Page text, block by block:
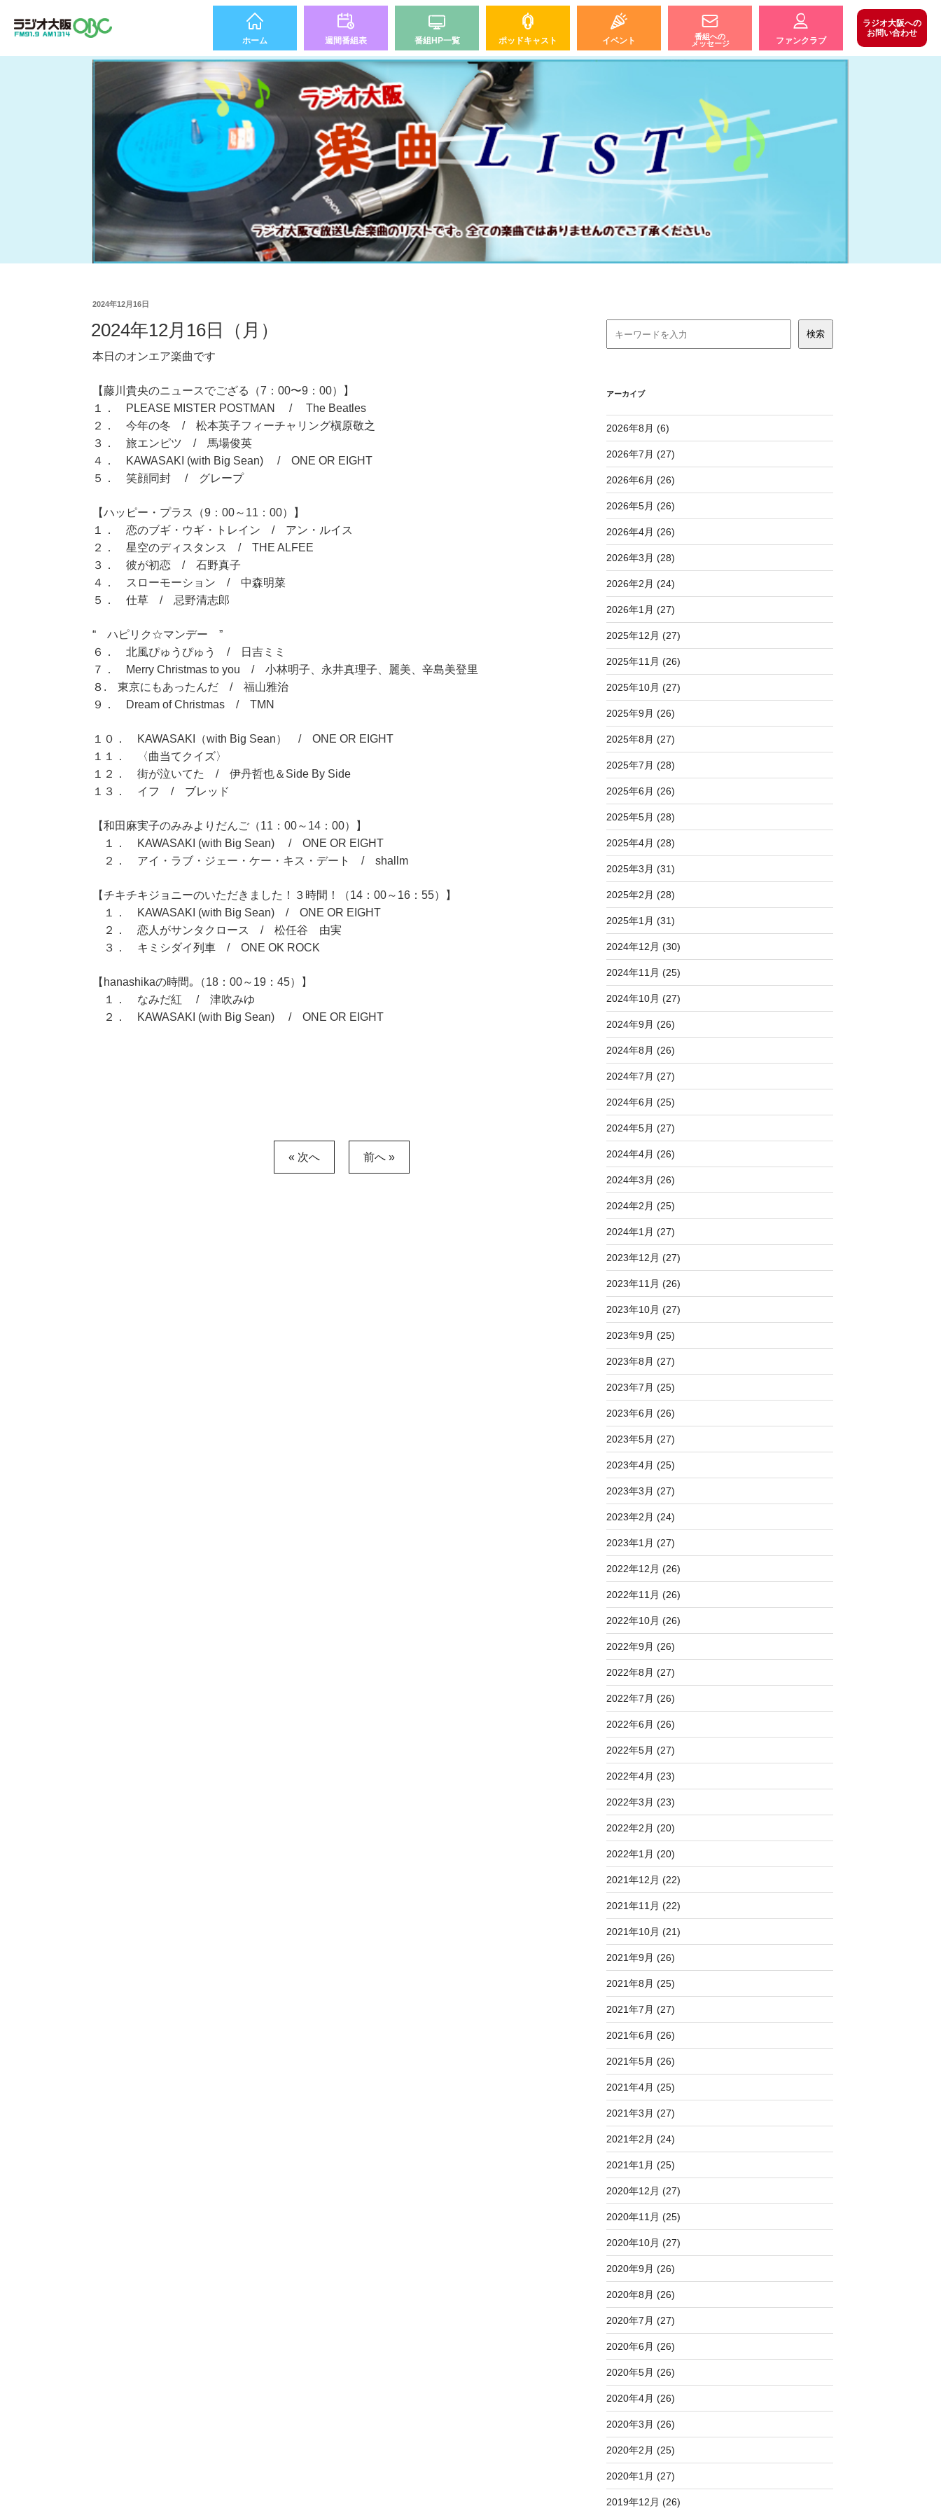
ホーム 週間番組表 番組HP一覧 ポッドキャスト イベント
番組への
メッセージ
ファンクラブ
ラジオ大阪への
お問い合わせ
2024年12月16日
2024年12月16日（月）
本日のオンエア楽曲です
【藤川貴央のニュースでござる（7：00〜9：00）】
１． PLEASE MISTER POSTMAN / The Beatles
２． 今年の冬 / 松本英子フィーチャリング槇原敬之
３． 旅エンピツ / 馬場俊英
４． KAWASAKI (with Big Sean) / ONE OR EIGHT
５． 笑顔同封 / グレープ
【ハッピー・プラス（9：00～11：00）】
１． 恋のブギ・ウギ・トレイン / アン・ルイス
２． 星空のディスタンス / THE ALFEE
３． 彼が初恋 / 石野真子
４． スローモーション / 中森明菜
５． 仕草 / 忌野清志郎
“ ハピリク☆マンデー ”
６． 北風ぴゅうぴゅう / 日吉ミミ
７． Merry Christmas to you / 小林明子、永井真理子、麗美、辛島美登里
８. 東京にもあったんだ / 福山雅治
９． Dream of Christmas / TMN
１０． KAWASAKI（with Big Sean） / ONE OR EIGHT
１１． 〈曲当てクイズ〉
１２． 街が泣いてた / 伊丹哲也＆Side By Side
１３． イフ / ブレッド
【和田麻実子のみみよりだんご（11：00～14：00）】
１． KAWASAKI (with Big Sean) / ONE OR EIGHT
２． アイ・ラブ・ジェー・ケー・キス・デート / shallm
【チキチキジョニーのいただきました！３時間！（14：00～16：55）】
１． KAWASAKI (with Big Sean) / ONE OR EIGHT
２． 恋人がサンタクロース / 松任谷 由実
３． キミシダイ列車 / ONE OK ROCK
【hanashikaの時間｡（18：00～19：45）】
１． なみだ紅 / 津吹みゆ
２． KAWASAKI (with Big Sean) / ONE OR EIGHT
« 次へ 前へ »
アーカイブ
2026年8月 (6)
2026年7月 (27)
2026年6月 (26)
2026年5月 (26)
2026年4月 (26)
2026年3月 (28)
2026年2月 (24)
2026年1月 (27)
2025年12月 (27)
2025年11月 (26)
2025年10月 (27)
2025年9月 (26)
2025年8月 (27)
2025年7月 (28)
2025年6月 (26)
2025年5月 (28)
2025年4月 (28)
2025年3月 (31)
2025年2月 (28)
2025年1月 (31)
2024年12月 (30)
2024年11月 (25)
2024年10月 (27)
2024年9月 (26)
2024年8月 (26)
2024年7月 (27)
2024年6月 (25)
2024年5月 (27)
2024年4月 (26)
2024年3月 (26)
2024年2月 (25)
2024年1月 (27)
2023年12月 (27)
2023年11月 (26)
2023年10月 (27)
2023年9月 (25)
2023年8月 (27)
2023年7月 (25)
2023年6月 (26)
2023年5月 (27)
2023年4月 (25)
2023年3月 (27)
2023年2月 (24)
2023年1月 (27)
2022年12月 (26)
2022年11月 (26)
2022年10月 (26)
2022年9月 (26)
2022年8月 (27)
2022年7月 (26)
2022年6月 (26)
2022年5月 (27)
2022年4月 (23)
2022年3月 (23)
2022年2月 (20)
2022年1月 (20)
2021年12月 (22)
2021年11月 (22)
2021年10月 (21)
2021年9月 (26)
2021年8月 (25)
2021年7月 (27)
2021年6月 (26)
2021年5月 (26)
2021年4月 (25)
2021年3月 (27)
2021年2月 (24)
2021年1月 (25)
2020年12月 (27)
2020年11月 (25)
2020年10月 (27)
2020年9月 (26)
2020年8月 (26)
2020年7月 (27)
2020年6月 (26)
2020年5月 (26)
2020年4月 (26)
2020年3月 (26)
2020年2月 (25)
2020年1月 (27)
2019年12月 (26)